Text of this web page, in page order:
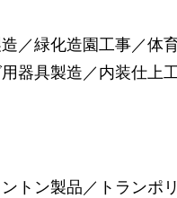
／緑化造園工事／
器具製造／内装仕上
トン製品／トラン